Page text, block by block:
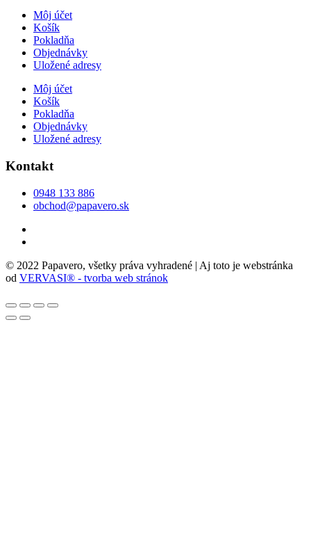
Môj účet
Košík
Pokladňa
Objednávky
Uložené adresy
Môj účet
Košík
Pokladňa
Objednávky
Uložené adresy
Kontakt
0948 133 886
obchod@papavero.sk
© 2022 Papavero, všetky práva vyhradené | Aj toto je webstránka
od VERVASI® - tvorba web stránok